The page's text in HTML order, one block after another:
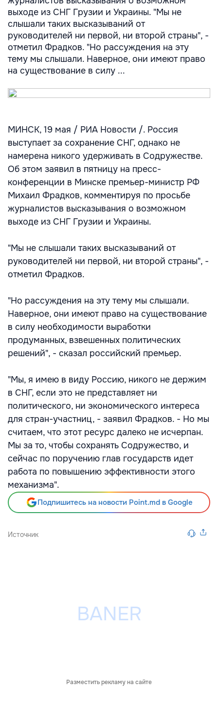
выходе из СНГ Грузии и Украины. "Мы не
слышали таких высказываний от
руководителей ни первой, ни второй страны", -
отметил Фрадков. "Но рассуждения на эту
тему мы слышали. Наверное, они имеют право
на существование в силу ...
МИНСК, 19 мая / РИА Новости /. Россия
выступает за сохранение СНГ, однако не
намерена никого удерживать в Содружестве.
Об этом заявил в пятницу на пресс-
конференции в Минске премьер-министр РФ
Михаил Фрадков, комментируя по просьбе
журналистов высказывания о возможном
выходе из СНГ Грузии и Украины.
"Мы не слышали таких высказываний от
руководителей ни первой, ни второй страны", -
отметил Фрадков.
"Но рассуждения на эту тему мы слышали.
Наверное, они имеют право на существование
в силу необходимости выработки
продуманных, взвешенных политических
решений", - сказал российский премьер.
"Мы, я имею в виду Россию, никого не держим
в СНГ, если это не представляет ни
политического, ни экономического интереса
для стран-участниц, - заявил Фрадков. - Но мы
считаем, что этот ресурс далеко не исчерпан.
Мы за то, чтобы сохранять Содружество, и
сейчас по поручению глав государств идет
работа по повышению эффективности этого
механизма".
Подпишитесь на новости Point.md в Google
Источник
Разместить рекламу на сайте